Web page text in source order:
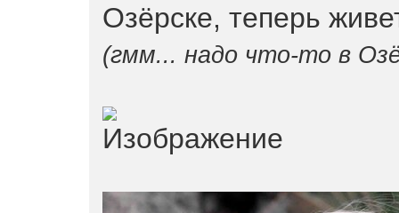
Озёрске, теперь
(гмм... надо что-то в